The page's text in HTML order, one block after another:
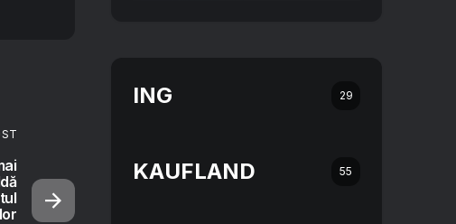
ING 29
KAUFLAND 55